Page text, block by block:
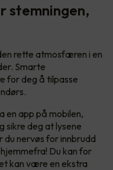
stemningen,
rette atmosfæren i en
Smarte
for deg å tilpasse
en app på mobilen,
sikre deg at lysene
du nervøs for innbrudd
Du kan for
kan være en ekstra